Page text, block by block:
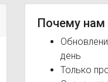
Почему
день
Только